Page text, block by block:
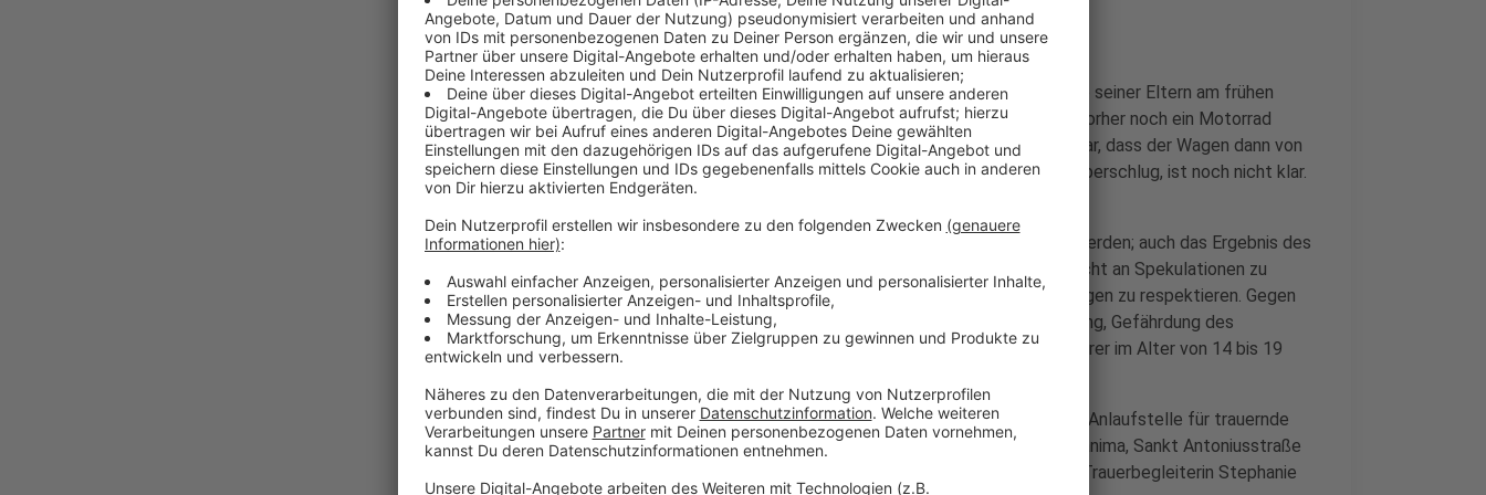
Anzeige
Demnach stehe jetzt fest, dass der 16-Jährige, der mit dem Auto seiner Eltern am frühen
Samstag Morgen auf der Dürschtalstraße verunglückt war, kurz vorher noch ein Motorrad
überholt hatte. Ob dieser Überholvorgang auch der Grund dafür war, dass der Wagen dann von
der Straße abkam, gegen einen Baum prallte und sich mehrfach überschlug, ist noch nicht klar.
Das würde erst am Ende der Ermittlungen feststehen.
Die Handy- und Fahrzeug-Daten würden weiterhin ausgewertet werden; auch das Ergebnis des
Bluttests liegt noch nicht vor. Die Polizei bitte alle darum, sich nicht an Spekulationen zu
beteiligen und die Privatsphäre der Angehörigen und des 16-Jährigen zu respektieren. Gegen
den 16-Jährigen laufen die Ermittlungen wegen fahrlässiger Tötung, Gefährdung des
Straßenverkehrs und Fahrens ohne Führerschein. Seine vier Beifahrer im Alter von 14 bis 19
In Bergisch Gladbach startet am Montag, den 1. September, eine Anlaufstelle für trauernde
Jugendliche. Um 18 Uhr findet ein erstes Treffen im Institut Dellanima, Sankt Antoniusstraße
10, statt. Ins Leben gerufen wurde das Projekt "#Notalone" von Trauerbegleiterin Stephanie